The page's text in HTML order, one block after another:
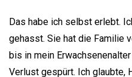
Das habe ich selbst erlebt.
gehasst. Sie hat die Familie
bis in mein
Verlust gespürt. Ich glaubte,